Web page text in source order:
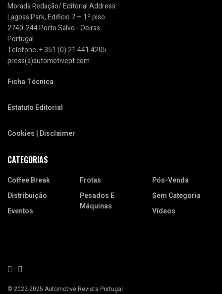
Morada Redação/ Editorial Address:
Lagoas Park, Edificio 7 – 1º piso
2740-244 Porto Salvo - Oeiras
Portugal
Telefone: + 351 (0) 21 441 4205
press(a)automotivept.com
Ficha Técnica
Estatuto Editorial
Cookies | Disclaimer
CATEGORIAS
Coffee Break
Distribuição
Eventos
Frotas
Pesados E
Máquinas
Pós-Venda
Sem Categoria
Vídeos
© 2022-2025 Automotive Revista Portugal